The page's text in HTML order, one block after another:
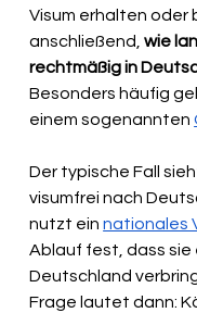
Visum erhalten oder
anschließend, wie
rechtmäßig in
Besonders häufig
einem sogenannten
Der typische Fall
visumfrei nach
nutzt ein nationales
Ablauf fest, dass sie
Deutschland
Frage lautet dann: